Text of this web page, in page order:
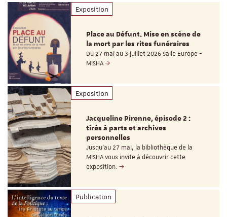
Exposition
Place au Défunt. Mise en scène de
la mort par les rites funéraires
Du 27 mai au 3 juillet 2026 Salle Europe -
MISHA
Exposition
Jacqueline Pirenne, épisode 2 :
tirés à parts et archives
personnelles
Jusqu’au 27 mai, la bibliothèque de la
MISHA vous invite à découvrir cette
exposition.
Publication